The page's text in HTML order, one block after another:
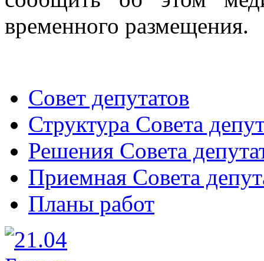
временного размещения.
Совет депутатов
Структура Совета
Решения Совета
Приемная Совета
Планы работ